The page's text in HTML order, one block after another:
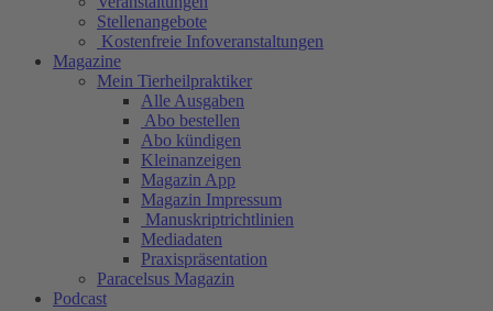
Stellenangebote
Kostenfreie Infoveranstaltungen
Magazine
Mein Tierheilpraktiker
Alle Ausgaben
Abo bestellen
Abo kündigen
Kleinanzeigen
Magazin App
Magazin Impressum
Manuskriptrichtlinien
Mediadaten
Praxispräsentation
Paracelsus Magazin
Podcast